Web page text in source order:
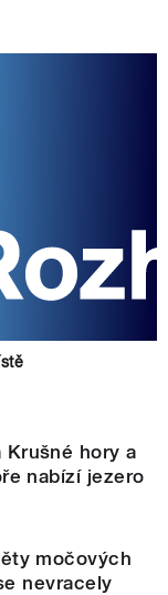
Krušné hory a
nabízí jezero
močových
nevracely